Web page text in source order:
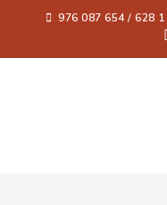
976 087 654 / 628